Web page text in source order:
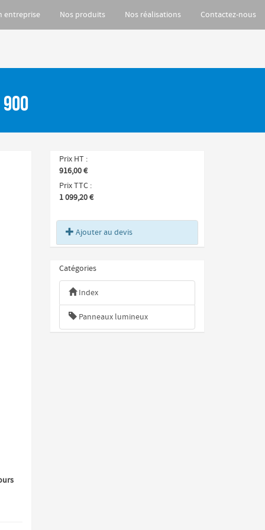
entreprise Nos produits Nos réalisations Contactez-nous
Prix HT
916,00 €
Prix TTC
1 099,20 €
Ajouter au devis
Catégories
Index
Panneaux lumineux